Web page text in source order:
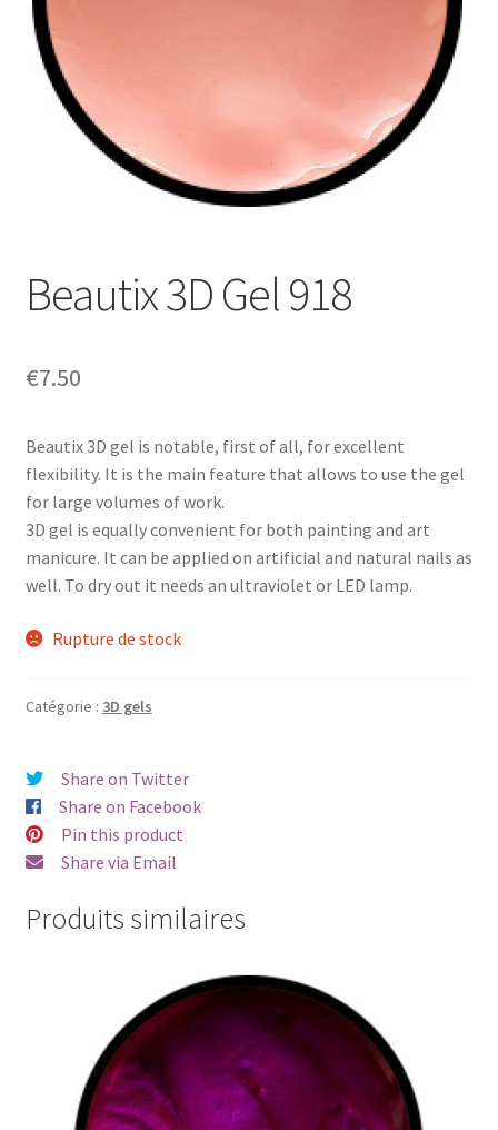
Sécurité et confidentialité
Validation
Beautix 3D Gel 918
€7.50
Beautix 3D gel is notable, first of all, for excellent
flexibility. It is the main feature that allows to use the gel
for large volumes of work.
3D gel is equally convenient for both painting and art
manicure. It can be applied on artificial and natural nails as
well. To dry out it needs an ultraviolet or LED lamp.
Rupture de stock
Catégorie : 3D gels
Share on Twitter
Share on Facebook
Pin this product
Share via Email
Produits similaires